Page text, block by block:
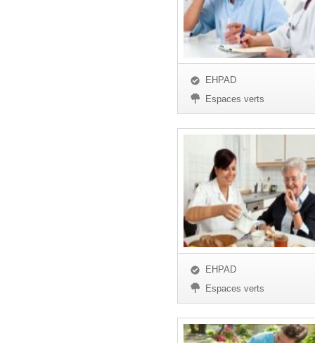
EHPAD
Espaces verts
EHPAD
Espaces verts